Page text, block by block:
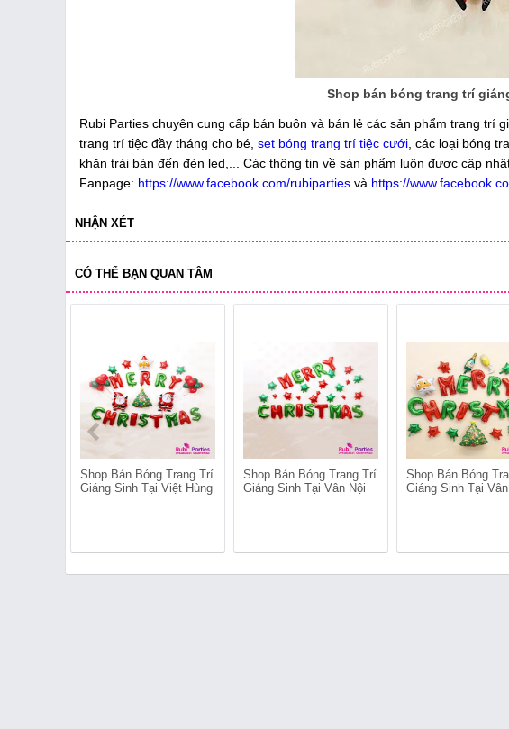
Shop bán bóng trang trí
Rubi Parties chuyên cung cấp bán buôn và bán lẻ các sản phẩm trang trí
trang trí tiệc đầy tháng cho bé, set bóng trang trí tiệc cưới , các loại bóng
khăn trải bàn đến đèn led,... Các thông tin về sản phẩm luôn được cập
Fanpage: https://www.facebook.com/rubiparties và https://
NHẬN XÉT
CÓ THỂ BẠN QUAN TÂM
Shop Bán Bóng Trang Trí
Giáng Sinh Tại Việt Hùng
Shop Bán Bóng Trang Trí
Giáng Sinh Tại Vân Nội
Shop Bán Bóng
Giáng Sinh Tại